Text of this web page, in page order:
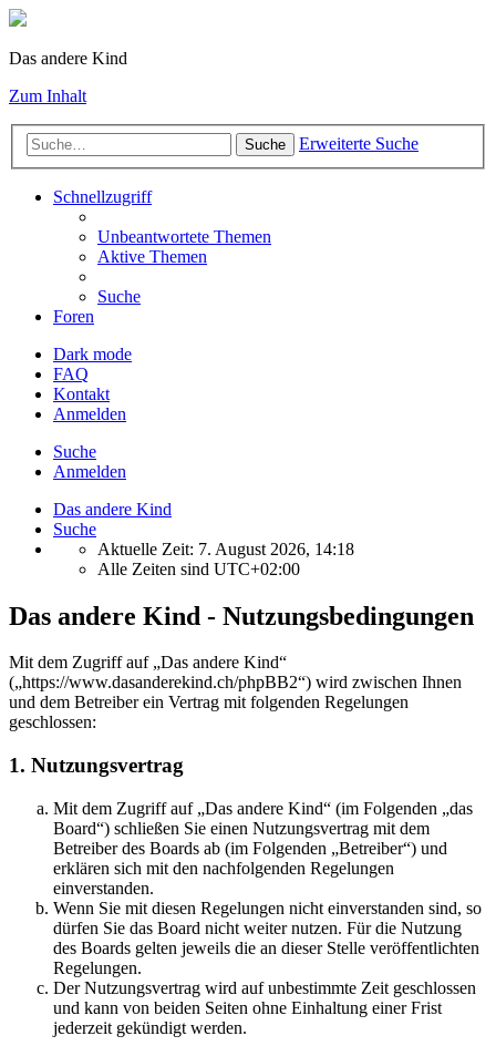
Das andere Kind
Zum Inhalt
Suche Erweiterte Suche
Schnellzugriff
Unbeantwortete Themen
Aktive Themen
Suche
Foren
Dark mode
FAQ
Kontakt
Anmelden
Suche
Anmelden
Das andere Kind
Suche
Aktuelle Zeit: 7. August 2026, 14:18
Alle Zeiten sind UTC+02:00
Das andere Kind - Nutzungsbedingungen
Mit dem Zugriff auf „Das andere Kind“
(„https://www.dasanderekind.ch/phpBB2“) wird zwischen Ihnen
und dem Betreiber ein Vertrag mit folgenden Regelungen
geschlossen:
1. Nutzungsvertrag
Mit dem Zugriff auf „Das andere Kind“ (im Folgenden „das
Board“) schließen Sie einen Nutzungsvertrag mit dem
Betreiber des Boards ab (im Folgenden „Betreiber“) und
erklären sich mit den nachfolgenden Regelungen
einverstanden.
Wenn Sie mit diesen Regelungen nicht einverstanden sind, so
dürfen Sie das Board nicht weiter nutzen. Für die Nutzung
des Boards gelten jeweils die an dieser Stelle veröffentlichten
Regelungen.
Der Nutzungsvertrag wird auf unbestimmte Zeit geschlossen
und kann von beiden Seiten ohne Einhaltung einer Frist
jederzeit gekündigt werden.